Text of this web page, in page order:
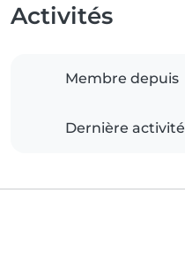
Activités
Membre depuis
Dernière activité